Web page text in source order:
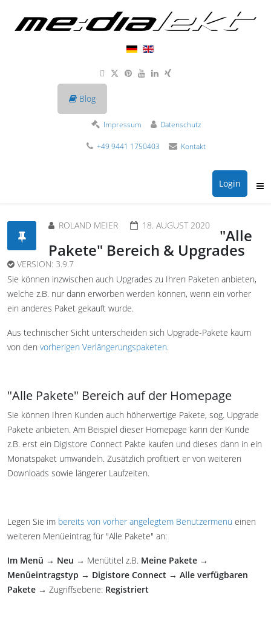
Blog
Impressum Datenschutz
+49 9441 1750403 Kontakt
Login
ROLAND MEIER 18. AUGUST 2020
"Alle
Pakete" Bereich & Upgrades
VERSION: 3.9.7
Sie können inzwischen auch Upgrades zu Ihren Paketen anbieten,
welche z.B. nur dann erworben werden können, wenn ein vorher
ein anderes Paket gekauft wurde.
Aus technischer Sicht unterscheiden sich Upgrade-Pakete kaum
von den vorherigen Verlängerungspaketen.
"Alle Pakete" Bereich auf der Homepage
Sie können Ihren Kunden auch höherwertige Pakete, sog. Upgrade
Pakete anbieten. Am Beispiel dieser Homepage kann der Kunde
z.B. erst ein Digistore Connect Pakte kaufen und dieses dann in ein
Monatspaket umwandeln. Zusätzlich profitiert er von weiteren
Downloads sowie längerer Laufzeiten.
Legen Sie im bereits von vorher angelegtem Benutzermenü einen
weiteren Menüeintrag für "Alle Pakete" an:
Im Menü → Neu → Menütitel z.B. Meine Pakete →
Menüeintragstyp → Digistore Connect → Alle verfügbaren
Pakete → Zugriffsebene: Registriert